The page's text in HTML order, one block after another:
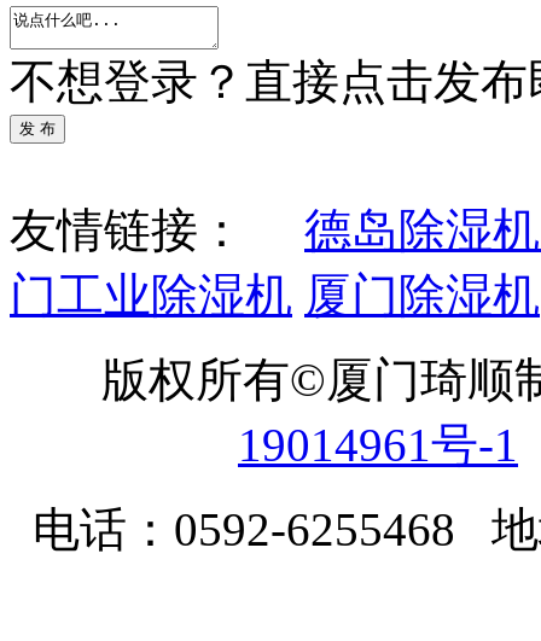
不想登录？直接点击发
发 布
友情链接： 德岛除湿
门工业除湿机 厦门除湿机
版权所有©厦门琦
19014961号-1
电话：0592-6255468